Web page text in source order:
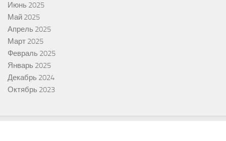
Июнь 2025
Май 2025
Апрель 2025
Март 2025
Февраль 2025
Январь 2025
Декабрь 2024
Октябрь 2023